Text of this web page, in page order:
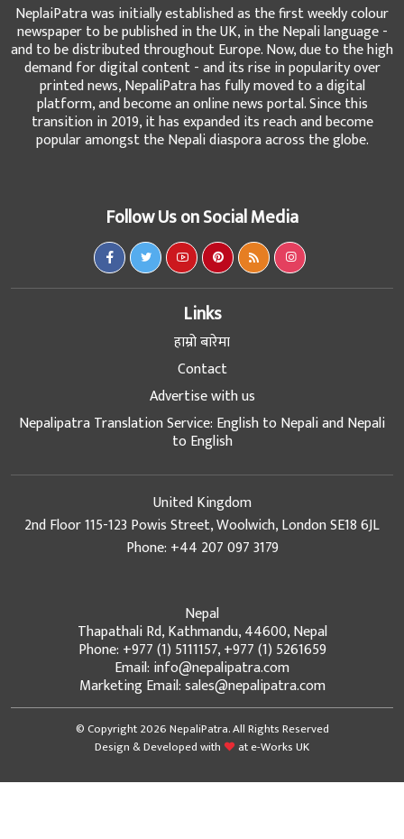
NeplaiPatra was initially established as the first weekly colour
newspaper to be published in the UK, in the Nepali language -
and to be distributed throughout Europe. Now, due to the high
demand for digital content - and its rise in popularity over
printed news, NepaliPatra has fully moved to a digital
platform, and become an online news portal. Since this
transition in 2019, it has expanded its reach and become
popular amongst the Nepali diaspora across the globe.
Follow Us on Social Media
Links
हाम्रो बारेमा
Contact
Advertise with us
Nepalipatra Translation Service: English to Nepali and Nepali
to English
United Kingdom
2nd Floor 115-123 Powis Street, Woolwich, London SE18 6JL
Phone: +44 207 097 3179
Nepal
Thapathali Rd, Kathmandu, 44600, Nepal
Phone: +977 (1) 5111157, +977 (1) 5261659
Email: info@nepalipatra.com
Marketing Email: sales@nepalipatra.com
© Copyright 2026 NepaliPatra. All Rights Reserved
Design & Developed with
ate-Works UK